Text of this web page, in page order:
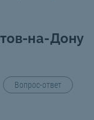
на-Дону
Вопрос-ответ